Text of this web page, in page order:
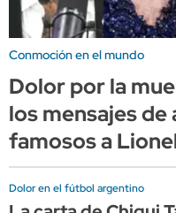
Conmoción en el mundo
Dolor por la
los mensajes
famosos a
Dolor en el fútbol argentino